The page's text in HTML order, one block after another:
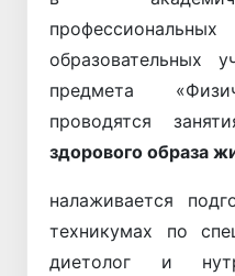
образовательных
предмета
проводятся
здорового образа
налаживается
техникумах по
диетолог и